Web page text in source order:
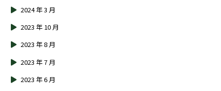
2024 年 3 月
2023 年 10 月
2023 年 8 月
2023 年 7 月
2023 年 6 月